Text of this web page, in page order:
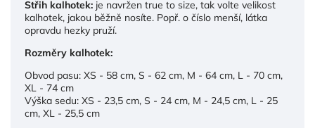
Střih kalhotek: je navržen true to size, tak volte velikost
kalhotek, jakou běžně nosíte. Popř. o číslo menší, látka
opravdu hezky pruží.
Rozměry kalhotek:
Obvod pasu: XS - 58 cm, S - 62 cm, M - 64 cm, L - 70 cm,
XL - 74 cm
Výška sedu: XS - 23,5 cm, S - 24 cm, M - 24,5 cm, L - 25
cm, XL - 25,5 cm